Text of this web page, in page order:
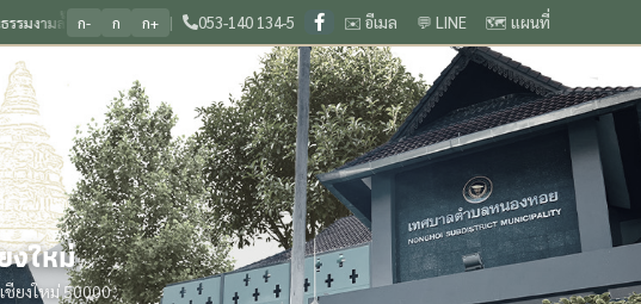
ลิศ ถิ่นกำเนิดเวียงกุมกาม ประเพณีดีงาม เลื่องลือนามหนองหอย 🏛️ ยินดีต้อนรับสู่เว็บไซต์ สำนักงา
ก- ก ก+ | 053-140 134-5 ✉️ อีเมล 💬 LINE 🗺️ แผนที่
งใหม่
ยงใหม่ 50000